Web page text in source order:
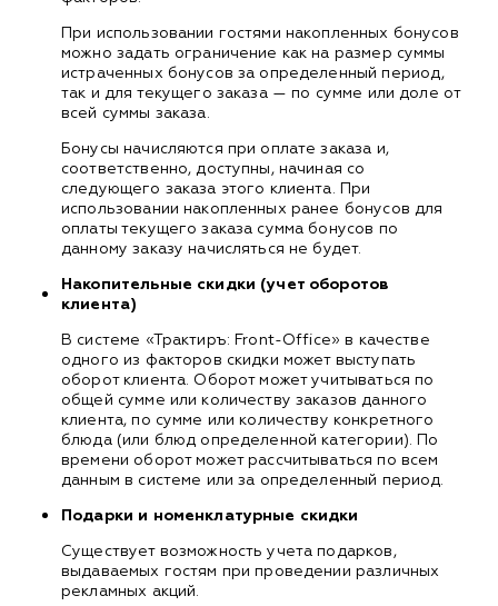
При использовании гостями накопленных бонусов
можно задать ограничение как на размер суммы
истраченных бонусов за определенный период,
так и для текущего заказа — по сумме или доле от
всей суммы заказа.
Бонусы начисляются при оплате заказа и,
соответственно, доступны, начиная со
следующего заказа этого клиента. При
использовании накопленных ранее бонусов для
оплаты текущего заказа сумма бонусов по
данному заказу начисляться не будет.
Накопительные скидки (учет оборотов
клиента)
В системе «Трактиръ: Front-Office» в качестве
одного из факторов скидки может выступать
оборот клиента. Оборот может учитываться по
общей сумме или количеству заказов данного
клиента, по сумме или количеству конкретного
блюда (или блюд определенной категории). По
времени оборот может рассчитываться по всем
данным в системе или за определенный период.
Подарки и номенклатурные скидки
Существует возможность учета подарков,
выдаваемых гостям при проведении различных
рекламных акций.